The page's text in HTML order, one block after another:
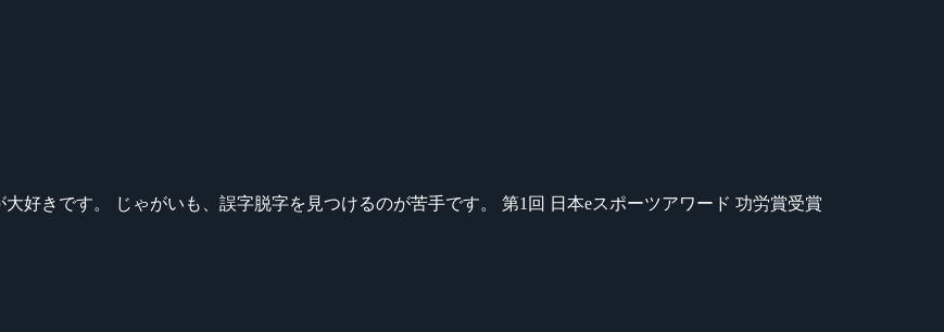
大好きです。 じゃがいも、誤字脱字を見つけるのが苦手です。 第1回 日本eスポーツアワード 功労賞受賞